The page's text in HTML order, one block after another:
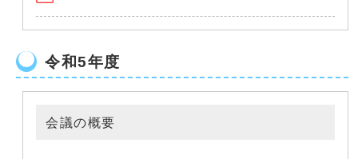
令和5年度
会議の概要